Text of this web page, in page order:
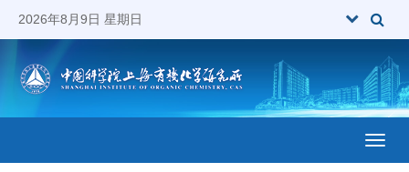
2026年8月9日 星期日